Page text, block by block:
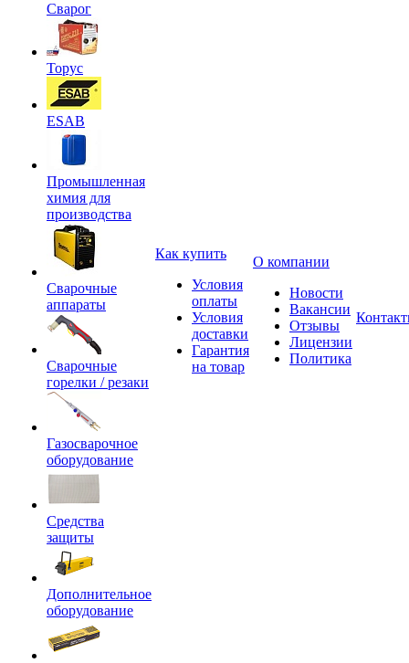
Сварог
Торус
ESAB
Промышленная
химия для
производства
Сварочные
аппараты
Сварочные
горелки / резаки
Газосварочное
оборудование
Средства
защиты
Дополнительное
оборудование
Как купить
Условия
оплаты
Условия
доставки
Гарантия
на товар
О компании
Новости
Вакансии
Отзывы
Лицензии
Политика